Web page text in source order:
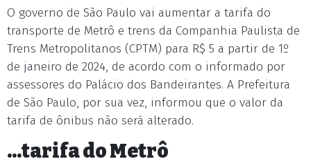
O governo de São Paulo vai aumentar a tarifa do
transporte de Metrô e trens da Companhia Paulista de
Trens Metropolitanos (CPTM) para R$ 5 a partir de 1º
de janeiro de 2024, de acordo com o informado por
assessores do Palácio dos Bandeirantes. A Prefeitura
de São Paulo, por sua vez, informou que o valor da
tarifa de ônibus não será alterado.
...tarifa do Metrô